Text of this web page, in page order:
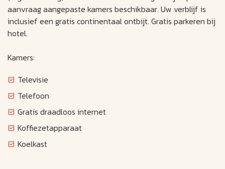
aanvraag aangepaste kamers beschikbaar. Uw verblijf is
inclusief een gratis continentaal ontbijt. Gratis parkeren bij
hotel.
Kamers:
Televisie
Telefoon
Gratis draadloos internet
Koffiezetapparaat
Koelkast